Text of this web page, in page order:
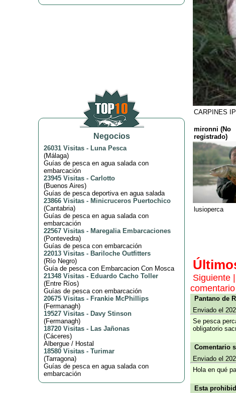
Negocios
26031 Visitas - Luna Pesca
(Málaga)
Guías de pesca en agua salada con
embarcación
23945 Visitas - Carlotto
(Buenos Aires)
Guías de pesca deportiva en agua salada
23866 Visitas - Minicruceros Puertochico
(Cantabria)
Guías de pesca en agua salada con
embarcación
22567 Visitas - Maregalia Embarcaciones
(Pontevedra)
Guías de pesca con embarcación
22013 Visitas - Bariloche Outfitters
(Río Negro)
Guía de pesca con Embarcacion Con Mosca
21348 Visitas - Eduardo Cacho Toller
(Entre Ríos)
Guías de pesca con embarcación
20675 Visitas - Frankie McPhillips
(Fermanagh)
19527 Visitas - Davy Stinson
(Fermanagh)
18720 Visitas - Las Jañonas
(Cáceres)
Albergue / Hostal
18580 Visitas - Turimar
(Tarragona)
Guías de pesca en agua salada con
embarcación
CARPINES IP
mironni (No
registrado)
lusioperca
Siguiente
comentario
Pantano de
Enviado el
Se pesca
obligatorio
Comentario
Enviado el
Hola en qué
Esta